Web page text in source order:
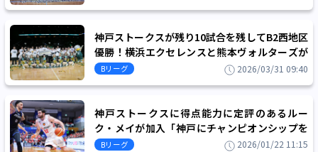
神戸ストークスが残り10試合を残してB2西地区
優勝！横浜エクセレンスと熊本ヴォルターズが
新たにプレーオフ進出を決める
Bリーグ 2026/03/31 09:40
神戸ストークスに得点能力に定評のあるルー
ク・メイが加入「神戸にチャンピオンシップを
もたらす手助けができれば」
Bリーグ 2026/01/22 11:15